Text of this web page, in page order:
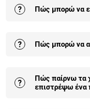
? Πώς μπορώ να
παραγγελίας
? Πώς μπορώ να
συναρμολογηθεί
πρώτη αλλαγή
?
Πώς παίρνω τα
επιστρέψω ένα